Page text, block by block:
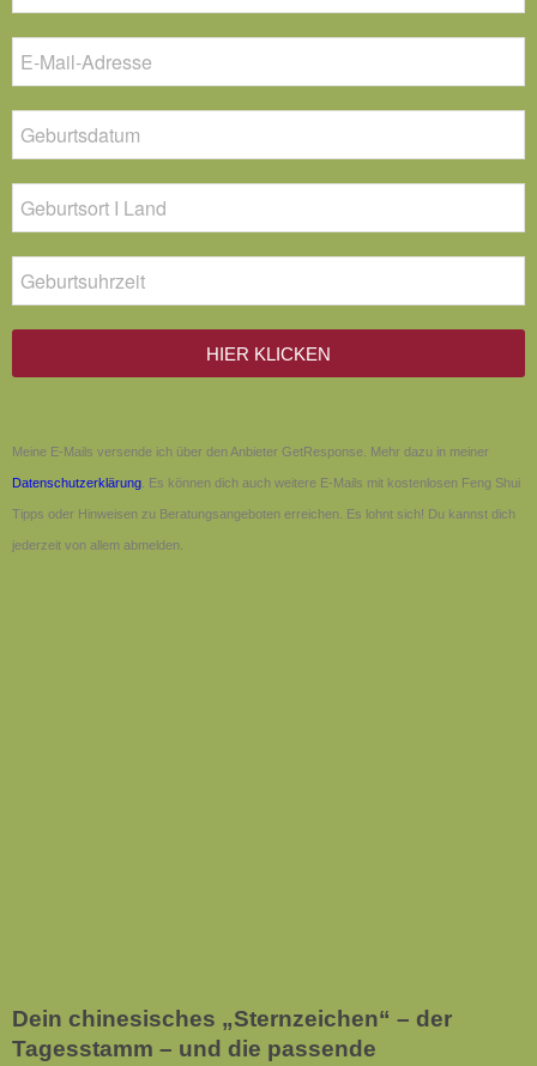
HIER KLICKEN
Meine E-Mails versende ich über den Anbieter GetResponse. Mehr dazu in meiner
Datenschutzerklärung . Es können dich auch weitere E-Mails mit kostenlosen Feng Shui
Tipps oder Hinweisen zu Beratungsangeboten erreichen. Es lohnt sich! Du kannst dich
jederzeit von allem abmelden.
Dein chinesisches „Sternzeichen“ – der
Tagesstamm – und die passende